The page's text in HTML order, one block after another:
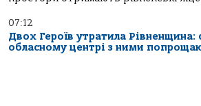
07:12
Двох Героїв утратила Рівненщина:
обласному центрі з ними